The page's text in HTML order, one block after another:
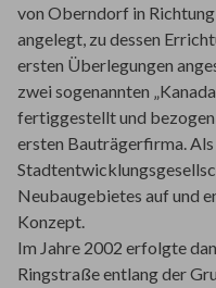
von Oberndorf in
angelegt, zu dessen
ersten Überlegungen
zwei sogenannten
fertiggestellt und bezogen
ersten Bauträgerfirma.
Neubaugebietes auf und
Konzept.
Im Jahre 2002 erfolgte
Ringstraße entlang der